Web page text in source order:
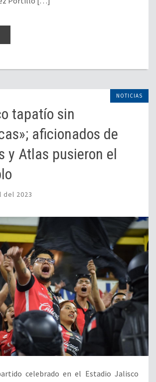
NOTICIAS
tapatío sin
aficionados de
y Atlas pusieron el
del 2023
celebrado en el Estadio Jalisco